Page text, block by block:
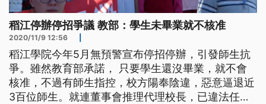
稻江停辦停招爭議 教部：學生未畢業就不核准
2020/11/9 12:56
稻江學院今年5月無預警宣布停招停辦，引發師生抗
爭。雖然教育部承諾， 只要學生還沒畢業，就不會
核准，不過有師生指控，校方陽奉陰違，惡意逼退近
3百位師生。就連董事會推理代理校長，已違法任職